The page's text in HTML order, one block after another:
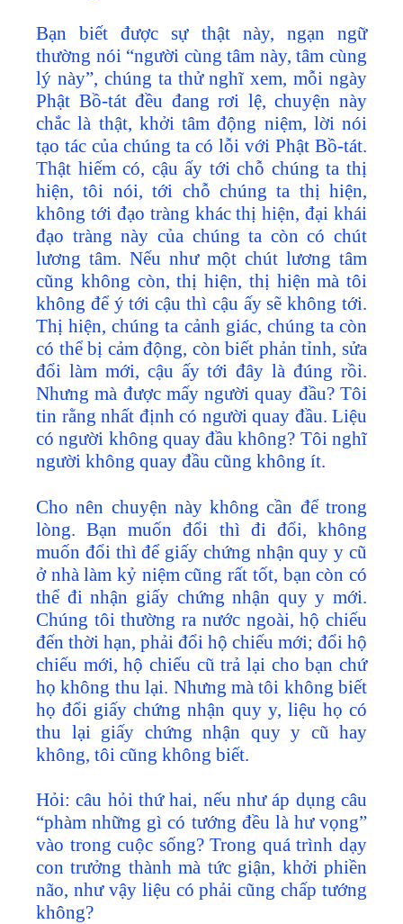
Bạn biết được sự thật này, ngạn ngữ
thường nói “người cùng tâm này, tâm cùng
lý này”, chúng ta thử nghĩ xem, mỗi ngày
Phật Bồ-tát đều đang rơi lệ, chuyện này
chắc là thật, khởi tâm động niệm, lời nói
tạo tác của chúng ta có lỗi với Phật Bồ-tát.
Thật hiếm có, cậu ấy tới chỗ chúng ta thị
hiện, tôi nói, tới chỗ chúng ta thị hiện,
không tới đạo tràng khác thị hiện, đại khái
đạo tràng này của chúng ta còn có chút
lương tâm. Nếu như một chút lương tâm
cũng không còn, thị hiện, thị hiện mà tôi
không để ý tới cậu thì cậu ấy sẽ không tới.
Thị hiện, chúng ta cảnh giác, chúng ta còn
có thể bị cảm động, còn biết phản tỉnh, sửa
đổi làm mới, cậu ấy tới đây là đúng rồi.
Nhưng mà được mấy người quay đầu? Tôi
tin rằng nhất định có người quay đầu. Liệu
có người không quay đầu không? Tôi nghĩ
người không quay đầu cũng không ít.
Cho nên chuyện này không cần để trong
lòng. Bạn muốn đổi thì đi đổi, không
muốn đổi thì để giấy chứng nhận quy y cũ
ở nhà làm kỷ niệm cũng rất tốt, bạn còn có
thể đi nhận giấy chứng nhận quy y mới.
Chúng tôi thường ra nước ngoài, hộ chiếu
đến thời hạn, phải đổi hộ chiếu mới; đổi hộ
chiếu mới, hộ chiếu cũ trả lại cho bạn chứ
họ không thu lại. Nhưng mà tôi không biết
họ đổi giấy chứng nhận quy y, liệu họ có
thu lại giấy chứng nhận quy y cũ hay
không, tôi cũng không biết.
Hỏi: câu hỏi thứ hai, nếu như áp dụng câu
“phàm những gì có tướng đều là hư vọng”
vào trong cuộc sống? Trong quá trình dạy
con trưởng thành mà tức giận, khởi phiền
não, như vậy liệu có phải cũng chấp tướng
không?